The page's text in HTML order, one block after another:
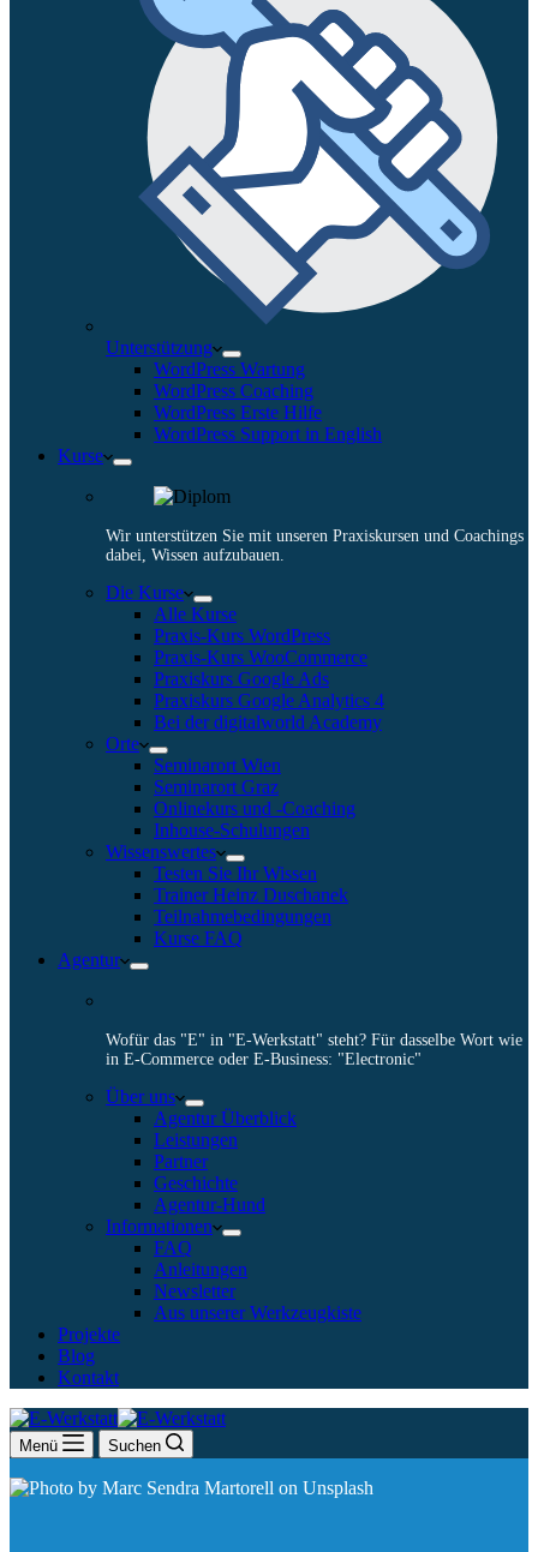
Unterstützung
WordPress Wartung
WordPress Coaching
WordPress Erste Hilfe
WordPress Support in English
Kurse
Wir unterstützen Sie mit unseren Praxiskursen und Coachings
dabei, Wissen aufzubauen.
Die Kurse
Alle Kurse
Praxis-Kurs WordPress
Praxis-Kurs WooCommerce
Praxiskurs Google Ads
Praxiskurs Google Analytics 4
Bei der digitalworld Academy
Orte
Seminarort Wien
Seminarort Graz
Onlinekurs und -Coaching
Inhouse-Schulungen
Wissenswertes
Testen Sie Ihr Wissen
Trainer Heinz Duschanek
Teilnahmebedingungen
Kurse FAQ
Agentur
Wofür das "E" in "E-Werkstatt" steht? Für dasselbe Wort wie
in E-Commerce oder E-Business: "Electronic"
Über uns
Agentur Überblick
Leistungen
Partner
Geschichte
Agentur-Hund
Informationen
FAQ
Anleitungen
Newsletter
Aus unserer Werkzeugkiste
Projekte
Blog
Kontakt
Menü Suchen